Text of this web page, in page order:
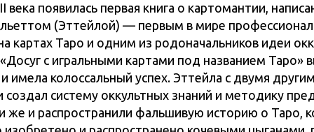
века появилась первая книга о картомантии,
(Эттейлой) — первым в мире
картах Таро и одним из родоначальников идеи
с игральными картами под названием Таро»
имела колоссальный успех. Эттейла с двумя
систему оккультных знаний и методику
же и распространили фальшивую историю о Таро,